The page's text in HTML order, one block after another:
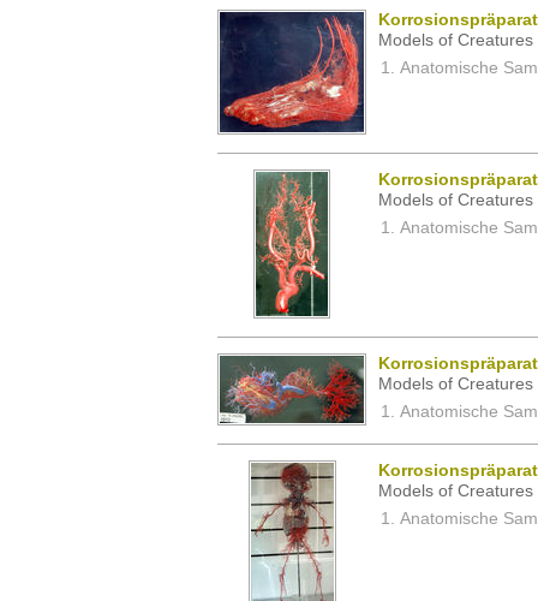
Models of
Anatomische
Models of
Anatomische
Models of
Anatomische
Models of
Anatomische